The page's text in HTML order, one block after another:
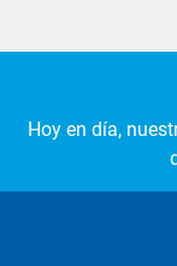
Hoy en día,